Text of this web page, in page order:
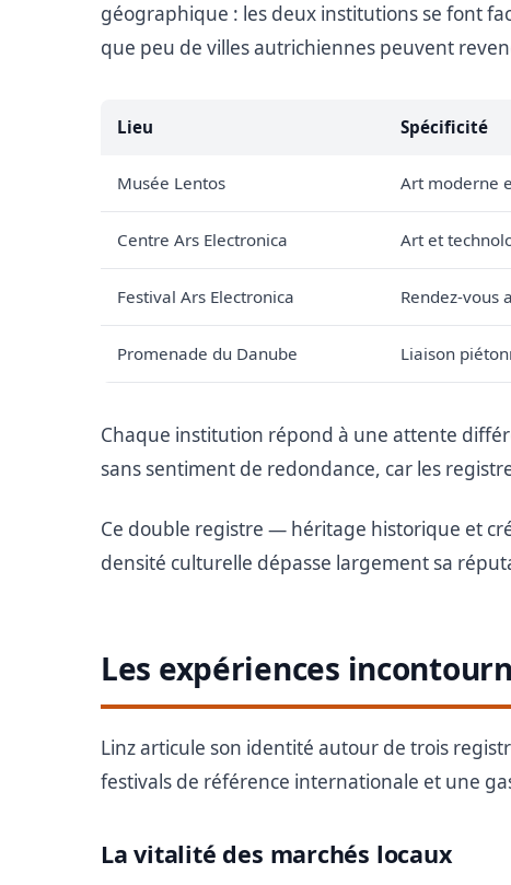
géographique : les deux institutions se font
que peu de villes autrichiennes peuvent
Lieu Spécificité
Musée Lentos Art moderne
Centre Ars Electronica Art et
Festival Ars Electronica Rendez-vous
Promenade du Danube Liaison
Chaque institution répond à une attente
sans sentiment de redondance, car les
Ce double registre — héritage historique et
densité culturelle dépasse largement sa
Les expériences
Linz articule son identité autour de trois
festivals de référence internationale et une
La vitalité des marchés locaux